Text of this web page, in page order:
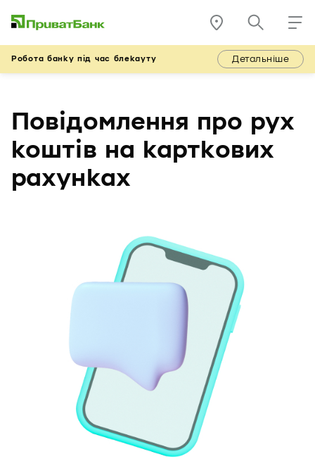
Робота банку під час блекауту Детальніше
Повідомлення про рух
коштів на карткових
рахунках